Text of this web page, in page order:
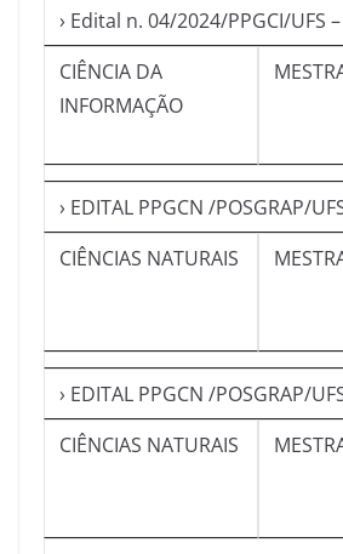
› Edital n. 04/2024/PPGCI/
CIÊNCIA DA
INFORMAÇÃO
› EDITAL PPGCN /POSGRAP/
CIÊNCIAS NATURAIS
› EDITAL PPGCN /POSGRAP/
CIÊNCIAS NATURAIS